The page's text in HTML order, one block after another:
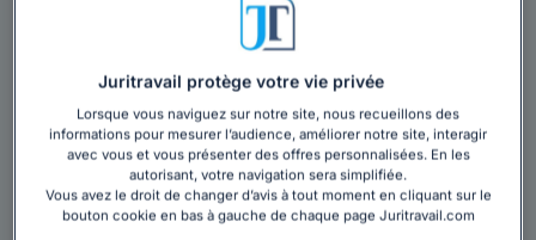
8 années d'expérience
Maître Meïssa BOUTERAA exerce depuis près de 5 ans
dans les domaines du droit social (droit du travail, droit
de la protection sociale), le...Lire la suite
Juritravail protège votre vie privée
Lorsque vous naviguez sur notre site, nous recueillons des
informations pour mesurer l’audience, améliorer notre site, interagir
avec vous et vous présenter des offres personnalisées. En les
autorisant, votre navigation sera simplifiée.
Vous avez le droit de changer d’avis à tout moment en cliquant sur le
bouton cookie en bas à gauche de chaque page Juritravail.com